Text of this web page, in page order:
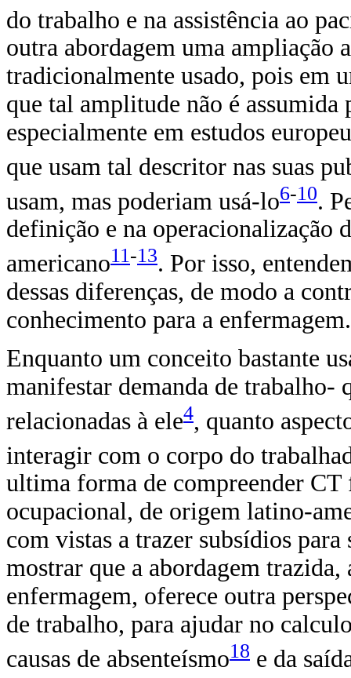
do trabalho e na assistência ao
outra abordagem uma ampliação
tradicionalmente usado, pois em
que tal amplitude não é
especialmente em estudos
que usam tal descritor nas suas
usam, mas poderiam usá-lo6-10.
definição e na operacionalização
americano11-13. Por isso,
dessas diferenças, de modo a
conhecimento para a enfermagem.
Enquanto um conceito bastante
manifestar demanda de trabalho-
relacionadas à ele4, quanto
interagir com o corpo do
ultima forma de compreender CT
ocupacional, de origem latino-
com vistas a trazer subsídios
mostrar que a abordagem
enfermagem, oferece outra
de trabalho, para ajudar no
causas de absenteísmo18 e da